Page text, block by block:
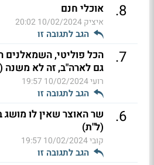
8
. אוכלי חנם
איציק10/02/2024 20:02
הגב לתגובה זו
7
.
הכל פוליטי, השמאלנים
גם לארה"ב, זה לא משנה
רועי10/02/2024 19:57
הגב לתגובה זו
6
.
שר האוצר שאין לו מושג
(ל"ת)
קובי10/02/2024 19:57
הגב לתגובה זו